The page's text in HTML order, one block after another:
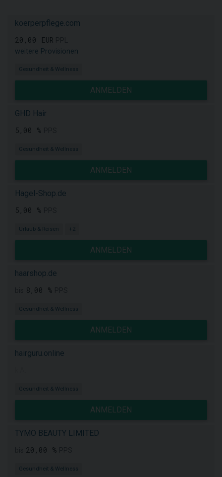
koerperpflege.com
20,00 EUR
weitere Provisionen
Gesundheit & Wellness
ANMELDEN
GHD Hair
5,00 %
Gesundheit & Wellness
ANMELDEN
Hagel-Shop.de
5,00 %
Urlaub & Reisen +2
ANMELDEN
haarshop.de
8,00 %
Gesundheit & Wellness
ANMELDEN
hairguru.online
Gesundheit & Wellness
ANMELDEN
TYMO BEAUTY LIMITED
20,00 %
Gesundheit & Wellness